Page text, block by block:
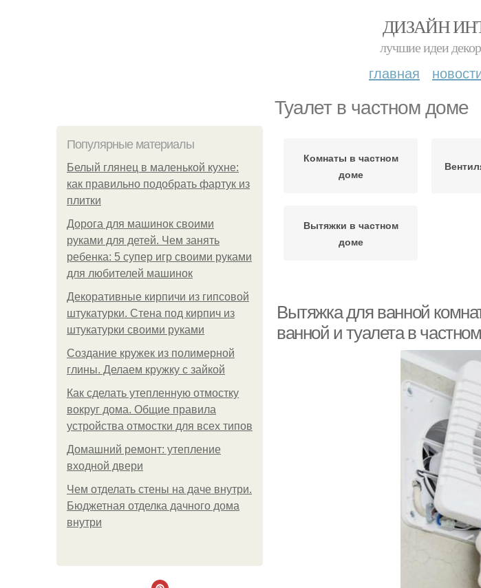
ДИЗАЙН
лучшие идеи
главная
Туалет в частном доме
Популярные материалы
Белый глянец в маленькой кухне:
как правильно подобрать фартук из
плитки
Дорога для машинок своими
руками для детей. Чем занять
ребенка: 5 супер игр своими руками
для любителей машинок
Декоративные кирпичи из гипсовой
штукатурки. Стена под кирпич из
штукатурки своими руками
Создание кружек из полимерной
глины. Делаем кружку с зайкой
Как сделать утепленную отмостку
вокруг дома. Общие правила
устройства отмостки для всех типов
Домашний ремонт: утепление
входной двери
Чем отделать стены на даче внутри.
Бюджетная отделка дачного дома
внутри
Комнаты в частном
доме
Вытяжки в частном
доме
Вытяжка для ванной
ванной и туалета в